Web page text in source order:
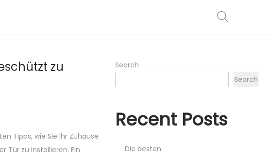
zu
Tipps, wie Sie Ihr Zuhause
Tür zu installieren. Ein
Search
Search
Recent Posts
Die besten